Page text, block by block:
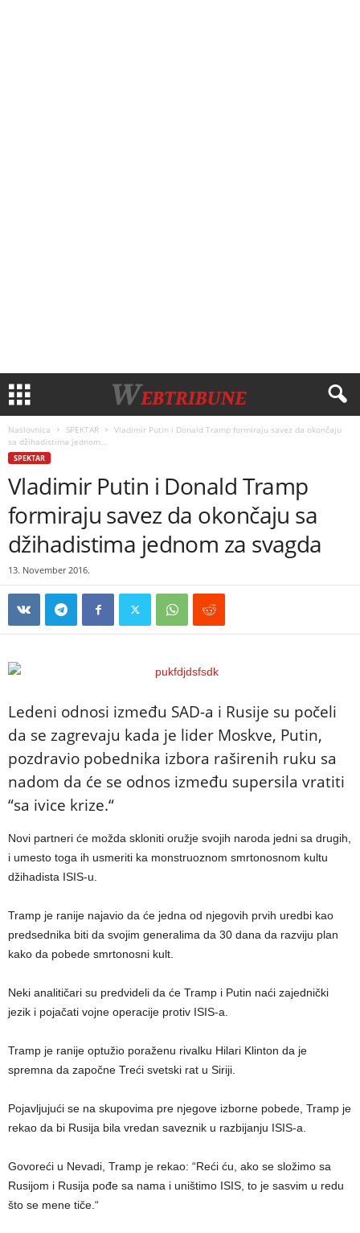
Naslovnica SPEKTAR
Vladimir Putin i Donald Tramp formiraju savez da okončaju
sa džihadistima jednom...
SPEKTAR
Vladimir Putin i Donald Tramp
formiraju savez da okončaju sa
džihadistima jednom za svagda
13. November 2016.
Ledeni odnosi između SAD-a i Rusije su počeli
da se zagrevaju kada je lider Moskve, Putin,
pozdravio pobednika izbora raširenih ruku sa
nadom da će se odnos između supersila vratiti
“sa ivice krize.“
Novi partneri će možda skloniti oružje svojih naroda jedni sa drugih,
i umesto toga ih usmeriti ka monstruoznom smrtonosnom kultu
džihadista ISIS-u.
Tramp je ranije najavio da će jedna od njegovih prvih uredbi kao
predsednika biti da svojim generalima da 30 dana da razviju plan
kako da pobede smrtonosni kult.
Neki analitičari su predvideli da će Tramp i Putin naći zajednički
jezik i pojačati vojne operacije protiv ISIS-a.
Tramp je ranije optužio poraženu rivalku Hilari Klinton da je
spremna da započne Treći svetski rat u Siriji.
Pojavljujući se na skupovima pre njegove izborne pobede, Tramp je
rekao da bi Rusija bila vredan saveznik u razbijanju ISIS-a.
Govoreći u Nevadi, Tramp je rekao: “Reći ću, ako se složimo sa
Rusijom i Rusija pođe sa nama i uništimo ISIS, to je sasvim u redu
što se mene tiče.“